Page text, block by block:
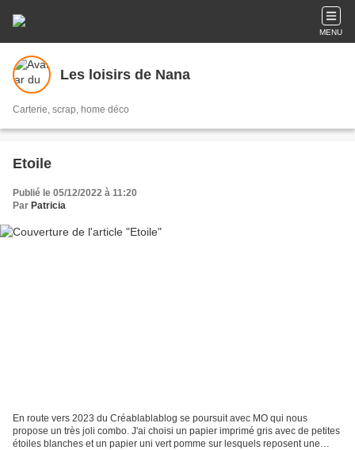
MENU
Les loisirs de Nana
Carterie, scrap, home déco
Etoile
Publié le 05/12/2022 à 11:20
Par Patricia
En route vers 2023 du Créablablablog se poursuit avec MO qui nous
propose un très joli combo. J'ai choisi un papier imprimé gris avec de petites
étoiles blanches et un papier uni vert pomme sur lesquels reposent une